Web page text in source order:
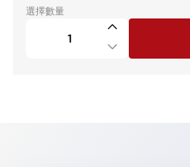
選擇數量